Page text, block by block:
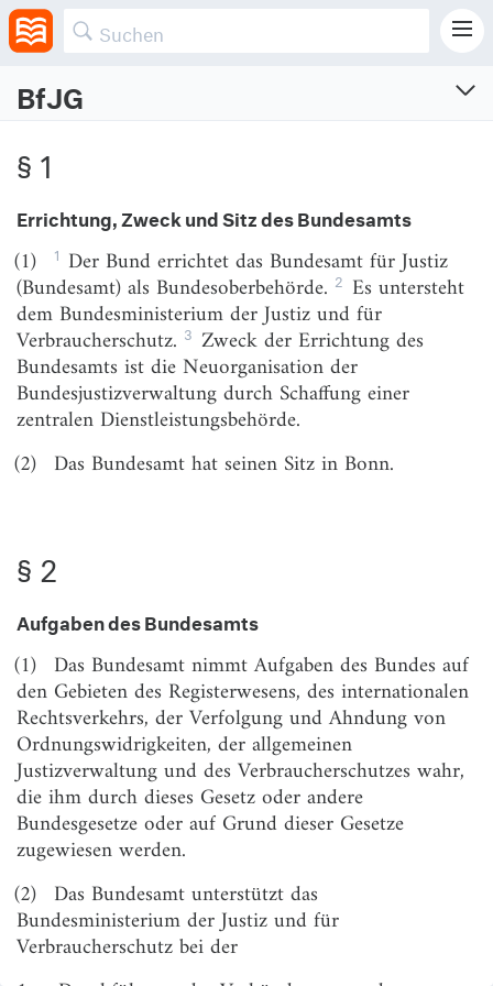
BfJG
Gesetz über die Errichtung des Bundesamts für Justiz
Zuletzt geändert am 30.9.2025 (BGBl. I S. Nr. 233)
§ 1
Errichtung, Zweck und Sitz des Bundesamts
§ 2
Aufgaben des Bundesamts
§ 3
Fachaufsicht
§ 4
Elektronische Aktenführung; Gewährung
von Akteneinsicht
§ 5
Digitalisierung von Dokumenten
§ 1
Errichtung, Zweck und Sitz des Bundesamts
(1) 1 Der Bund errichtet das Bundesamt für Justiz
(Bundesamt) als Bundesoberbehörde. 2 Es untersteht
dem Bundesministerium der Justiz und für
Verbraucherschutz. 3 Zweck der Errichtung des
Bundesamts ist die Neuorganisation der
Bundesjustizverwaltung durch Schaffung einer
zentralen Dienstleistungsbehörde.
(2) Das Bundesamt hat seinen Sitz in Bonn.
§ 2
Aufgaben des Bundesamts
(1) Das Bundesamt nimmt Aufgaben des Bundes auf
den Gebieten des Registerwesens, des internationalen
Rechtsverkehrs, der Verfolgung und Ahndung von
Ordnungswidrigkeiten, der allgemeinen
Justizverwaltung und des Verbraucherschutzes wahr,
die ihm durch dieses Gesetz oder andere
Bundesgesetze oder auf Grund dieser Gesetze
zugewiesen werden.
(2) Das Bundesamt unterstützt das
Bundesministerium der Justiz und für
Verbraucherschutz bei der